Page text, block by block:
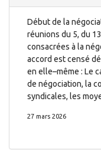
Début de la
réunions du 5, du
consacrées à la
accord est censé
en elle–même : Le
de négociation, la
syndicales, les
27 mars 2026